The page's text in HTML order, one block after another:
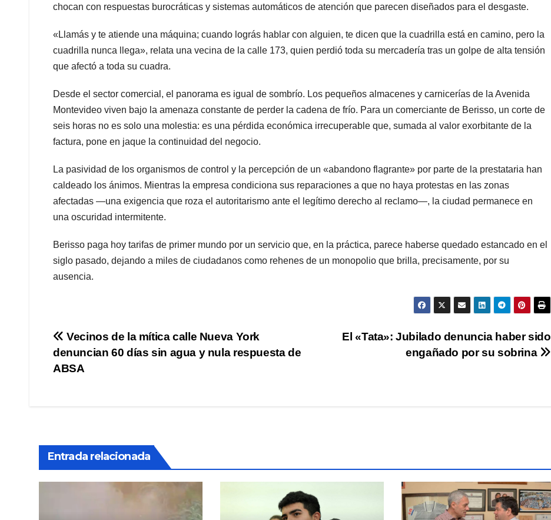
chocan con respuestas burocráticas y sistemas automáticos de atención que parecen diseñados para el desgaste.
«Llamás y te atiende una máquina; cuando lográs hablar con alguien, te dicen que la cuadrilla está en camino, pero la
cuadrilla nunca llega», relata una vecina de la calle 173, quien perdió toda su mercadería tras un golpe de alta tensión
que afectó a toda su cuadra.
Desde el sector comercial, el panorama es igual de sombrío. Los pequeños almacenes y carnicerías de la Avenida
Montevideo viven bajo la amenaza constante de perder la cadena de frío. Para un comerciante de Berisso, un corte de
seis horas no es solo una molestia: es una pérdida económica irrecuperable que, sumada al valor exorbitante de la
factura, pone en jaque la continuidad del negocio.
La pasividad de los organismos de control y la percepción de un «abandono flagrante» por parte de la prestataria han
caldeado los ánimos. Mientras la empresa condiciona sus reparaciones a que no haya protestas en las zonas
afectadas —una exigencia que roza el autoritarismo ante el legítimo derecho al reclamo—, la ciudad permanece en
una oscuridad intermitente.
Berisso paga hoy tarifas de primer mundo por un servicio que, en la práctica, parece haberse quedado estancado en el
siglo pasado, dejando a miles de ciudadanos como rehenes de un monopolio que brilla, precisamente, por su
ausencia.
Navegación
de
El «Tata»: Jubilado denuncia haber sido
engañado por su sobrina
Vecinos de la mítica calle Nueva York
denuncian 60 días sin agua y nula respuesta de
ABSA
Entrada relacionada